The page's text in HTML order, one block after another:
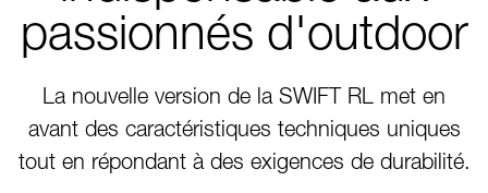
passionnés d'outdoor
La nouvelle version de la SWIFT RL met en
avant des caractéristiques techniques uniques
tout en répondant à des exigences de durabilité.